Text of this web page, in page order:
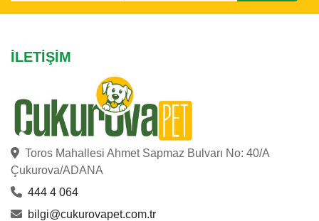
İLETIŞIM
Toros Mahallesi Ahmet Sapmaz Bulvarı No: 40/A
Çukurova/ADANA
444 4 064
bilgi@cukurovapet.com.tr